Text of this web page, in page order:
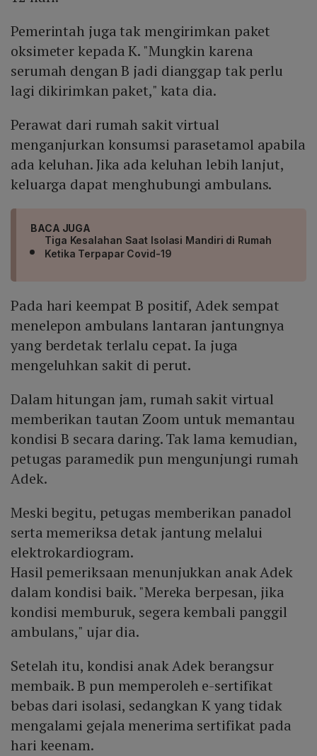
Pemerintah juga tak mengirimkan paket
oksimeter kepada K. "Mungkin karena
serumah dengan B jadi dianggap tak perlu
lagi dikirimkan paket," kata dia.
Perawat dari rumah sakit virtual
menganjurkan konsumsi parasetamol apabila
ada keluhan. Jika ada keluhan lebih lanjut,
keluarga dapat menghubungi ambulans.
BACA JUGA
Tiga Kesalahan Saat Isolasi Mandiri di Rumah
Ketika Terpapar Covid-19
Pada hari keempat B positif, Adek sempat
menelepon ambulans lantaran jantungnya
yang berdetak terlalu cepat. Ia juga
mengeluhkan sakit di perut.
Dalam hitungan jam, rumah sakit virtual
memberikan tautan Zoom untuk memantau
kondisi B secara daring. Tak lama kemudian,
petugas paramedik pun mengunjungi rumah
Adek.
Meski begitu, petugas memberikan panadol
serta memeriksa detak jantung melalui
elektrokardiogram.
Hasil pemeriksaan menunjukkan anak Adek
dalam kondisi baik. "Mereka berpesan, jika
kondisi memburuk, segera kembali panggil
ambulans," ujar dia.
Setelah itu, kondisi anak Adek berangsur
membaik. B pun memperoleh e-sertifikat
bebas dari isolasi, sedangkan K yang tidak
mengalami gejala menerima sertifikat pada
hari keenam.